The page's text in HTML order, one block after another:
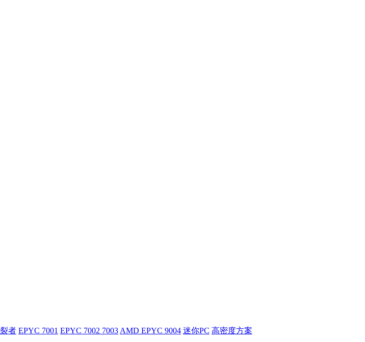
者 EPYC 7001 EPYC 7002 7003 AMD EPYC 9004 迷你PC 高密度方案